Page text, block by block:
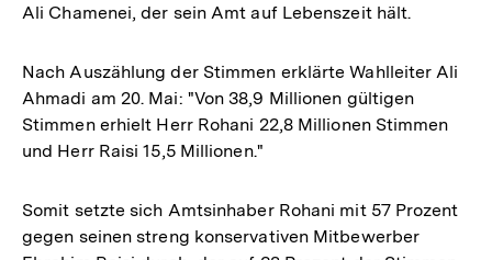
Ali Chamenei, der sein Amt auf Lebenszeit hält.
Nach Auszählung der Stimmen erklärte Wahlleiter Ali
Ahmadi am 20. Mai: "Von 38,9 Millionen gültigen
Stimmen erhielt Herr Rohani 22,8 Millionen Stimmen
und Herr Raisi 15,5 Millionen."
Somit setzte sich Amtsinhaber Rohani mit 57 Prozent
gegen seinen streng konservativen Mitbewerber